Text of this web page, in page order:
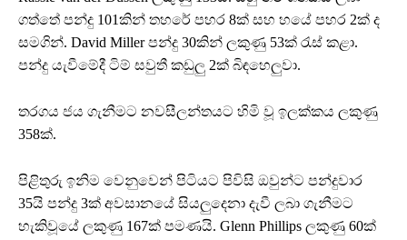
ගත්තේ පන්දු 101කින් තහරේ පහර 8ක් සහ හයේ පහර 2ක් ද
සමගින්. David Miller පන්දු 30කින් ලකුණු 53ක් රැස් කළා.
පන්දු යැවීමේදී ටිම් සවුතී කඩුලු 2ක් බිඳහෙලුවා.
තරගය ජය ගැනීමට නවසීලන්තයට හිමි වූ ඉලක්කය ලකුණු
358ක්.
පිළිතුරු ඉනිම වෙනුවෙන් පිටියට පිවිසි ඔවුන්ට පන්දුවාර
35යි පන්දු 3ක් අවසානයේ සියලුදෙනා දැවී ලබා ගැනීමට
හැකිවූයේ ලකුණු 167ක් පමණයි. Glenn Phillips ලකුණු 60ක්